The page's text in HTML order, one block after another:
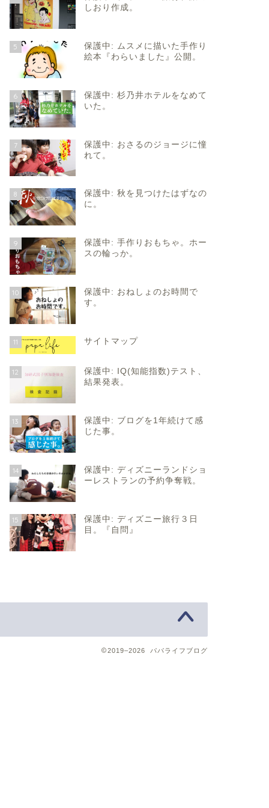
しおり作成。
5
保護中: ムスメに描いた手作り
絵本『わらいました』公開。
6
保護中: 杉乃井ホテルをなめて
いた。
7
保護中: おさるのジョージに憧
れて。
8
保護中: 秋を見つけたはずなの
に。
9
保護中: 手作りおもちゃ。ホー
スの輪っか。
10
保護中: おねしょのお時間で
す。
11 サイトマップ
12
保護中: IQ(知能指数)テスト、
結果発表。
13
保護中: ブログを1年続けて感
じた事。
14
保護中: ディズニーランドショ
ーレストランの予約争奪戦。
15
保護中: ディズニー旅行３日
目。『自問』
2019–2026 パパライフブログ